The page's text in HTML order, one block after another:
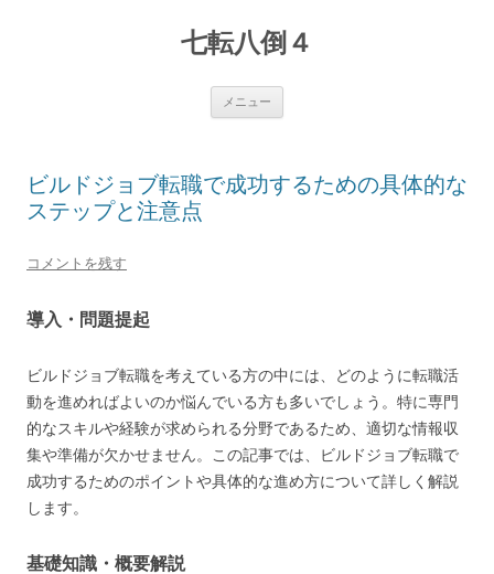
七転八倒４
メニュー
ス
ビルドジョブ転職で成功するための具体的な
ステップと注意点
コメントを残す
導入・問題提起
ビルドジョブ転職を考えている方の中には、どのように転職活
動を進めればよいのか悩んでいる方も多いでしょう。特に専門
的なスキルや経験が求められる分野であるため、適切な情報収
集や準備が欠かせません。この記事では、ビルドジョブ転職で
成功するためのポイントや具体的な進め方について詳しく解説
します。
基礎知識・概要解説